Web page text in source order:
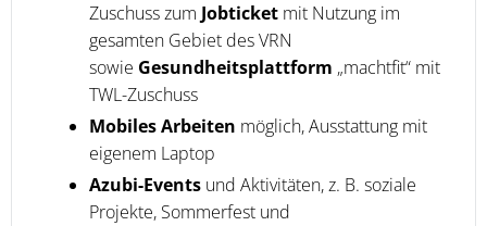
Zuschuss zum Jobticket mit Nutzung im
gesamten Gebiet des VRN
sowie Gesundheitsplattform „machtfit“ mit
TWL-Zuschuss
Mobiles Arbeiten möglich, Ausstattung mit
eigenem Laptop
Azubi-Events und Aktivitäten, z. B. soziale
Projekte, Sommerfest und